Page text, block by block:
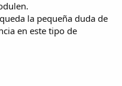
la pequeña duda de
en este tipo de